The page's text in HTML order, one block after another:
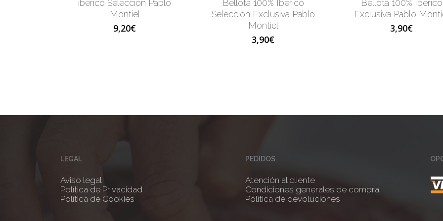
ibérico Selección Pablo
Montiel
9,20€
Bellota 100% Ibérico
Selección Exclusiva Pablo
Montiel
3,90€
Bellota 100% Ibérico
Exclusiva Pablo
3,90€
LEGAL
Aviso legal
Política de Privacidad
Política de Cookies
PEDIDOS
Atención al cliente
Condiciones generales de compra
Política de devoluciones